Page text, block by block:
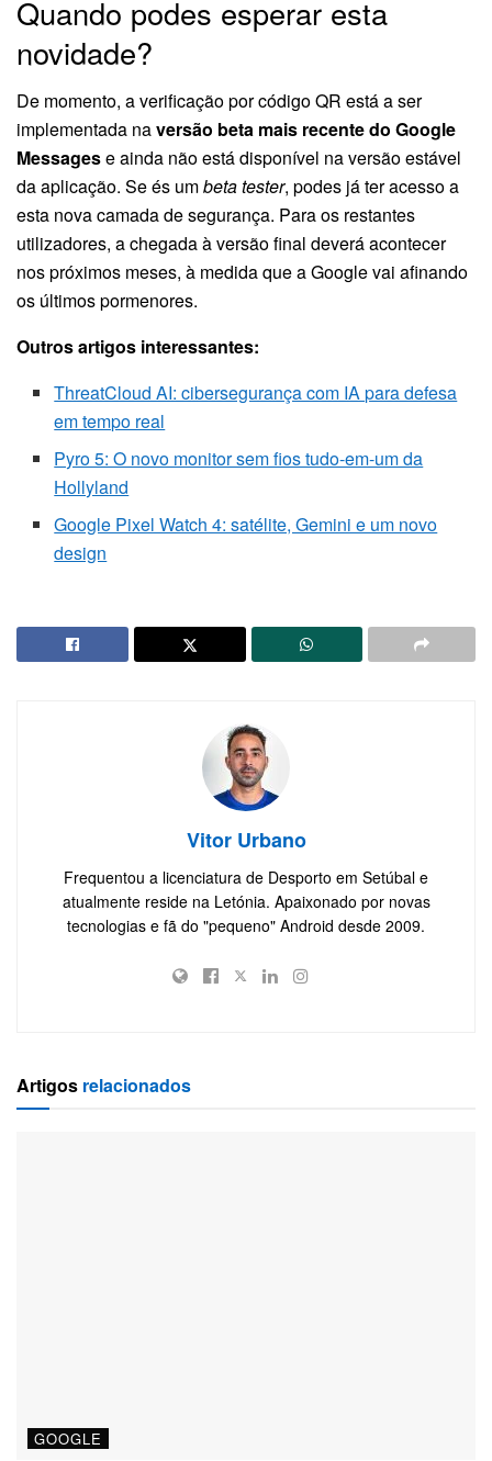
Quando podes esperar esta
novidade?
De momento, a verificação por código QR está a ser
implementada naversão beta mais recente do Google
Messagese ainda não está disponível na versão estável
da aplicação. Se és umbeta tester, podes já ter acesso a
esta nova camada de segurança. Para os restantes
utilizadores, a chegada à versão final deverá acontecer
nos próximos meses, à medida que a Google vai afinando
os últimos pormenores.
Outros artigos interessantes:
ThreatCloud AI: cibersegurança com IA para defesa
em tempo real
Pyro 5: O novo monitor sem fios tudo-em-um da
Hollyland
Google Pixel Watch 4: satélite, Gemini e um novo
design
Vitor Urbano
Frequentou a licenciatura de Desporto em Setúbal e
atualmente reside na Letónia. Apaixonado por novas
tecnologias e fã do "pequeno" Android desde 2009.
Artigos relacionados
GOOGLE